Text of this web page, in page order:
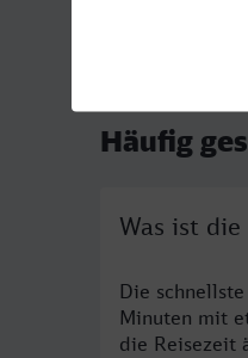
Häufig
Was ist
Die
Minuten mit
die Reisezeit